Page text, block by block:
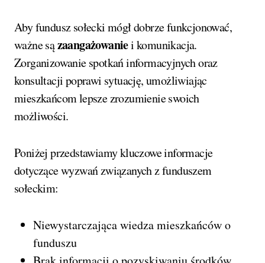
Aby fundusz sołecki mógł dobrze funkcjonować,
ważne sązaangażowaniei komunikacja.
Zorganizowanie spotkań informacyjnych oraz
konsultacji poprawi sytuację, umożliwiając
mieszkańcom lepsze zrozumienie swoich
możliwości.
Poniżej przedstawiamy kluczowe informacje
dotyczące wyzwań związanych z funduszem
sołeckim:
Niewystarczająca wiedza mieszkańców o
funduszu